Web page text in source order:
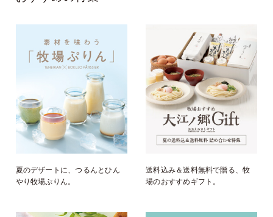
夏のデザートに、つるんとひん
やり牧場ぷりん。
送料込み＆送料無料で贈る、牧
場のおすすめギフト。